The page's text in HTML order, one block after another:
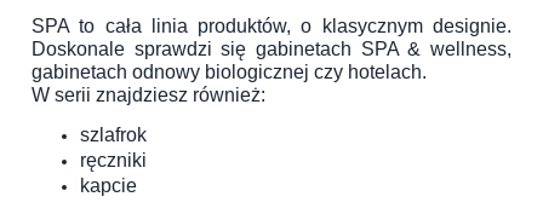
SPA to cała linia produktów, o klasycznym designie.
Doskonale sprawdzi się gabinetach SPA & wellness,
gabinetach odnowy biologicznej czy hotelach.
W serii znajdziesz również:
szlafrok
ręczniki
kapcie